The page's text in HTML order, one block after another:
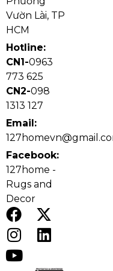
giác ấm áp, thư giãn
mang lại sự cân bằng,
hoạt hằng ngày trong
Đèn ốp trần mica
Kiểu dáng và
Vườn Lài, TP
HCM
Hotline:
CN1-0963
773 625
CN2-098
1313 127
Email:
Facebook:
127home -
Rugs and
Decor